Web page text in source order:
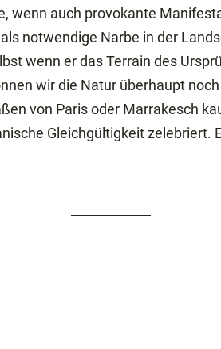
wenn auch provokante
notwendige Narbe in der
wenn er das Terrain des
wir die Natur überhaupt
von Paris oder Marrakesch
Gleichgültigkeit